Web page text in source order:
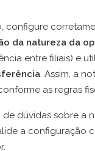
configure
da natureza da
entre filiais) e
. Assim, a
as regras
de dúvidas sobre a
a configuração